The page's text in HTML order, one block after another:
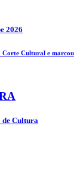
2026
Corte Cultural e marcou
de Cultura